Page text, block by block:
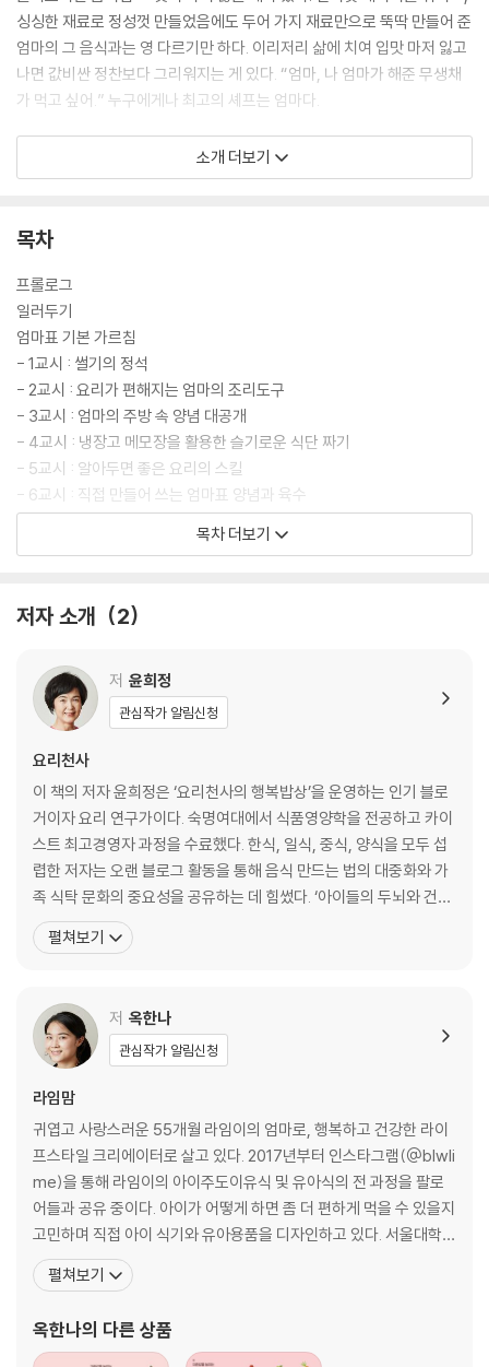
싱싱한 재료로 정성껏 만들었음에도 두어 가지 재료만으로 뚝딱 만들어 준
엄마의 그 음식과는 영 다르기만 하다. 이리저리 삶에 치여 입맛 마저 잃고
나면 값비싼 정찬보다 그리워지는 게 있다. “엄마, 나 엄마가 해준 무생채
가 먹고 싶어.” 누구에게나 최고의 셰프는 엄마다.
이 책은 두 요리전문가인 친정엄마(파워블로거 ‘요리천사’)와 딸(인스타
그래머 ‘라임맘’)의 합작품이다. 메뉴는 매일 우리네 밥상에 올라오는, 보
조리 시간까지, 이보다 더 정확할 수 없는 요리천사표 레시피가 펼쳐진다.
레시피가 있음에도 실수하고 실패하는 게 요리다. 원래도 궁금증 많고, 궁
금한 거 잘 못 참는 딸은 엄마에게 요목조목 질문을 던진다. ‘이건 왜 넣어
요?’, ‘이 과정은 왜 꼭 거쳐야 해요?’, ‘이렇게 망쳤는데 이제 어떻게 해야
해요?’ 등등. 이에 엄마의 훈수가 이어지는데, 사실 이 훈수가 이 책의 백미
다. 오랜 세월 숱한 경험을 통해 켜켜이 쌓여온 엄마마의 노하우는 결코 레
시피 안에 다 담아낼 수 없는 것들이기 때문이다. 엄마의 훈수를 얻는 것에
그치지 않고 딸은 자신만의 아이디어를 덧댄다. 엄마의 본래 레시피를 어
린 아이들이 먹기에도 무방한 메뉴로 변형, 이 또한 요긴한 콘텐츠로 꾸려
진다. 어린 아이들이 먹기에도 무방한 메뉴로 변형, 요긴한 콘텐츠로 꾸려
진다. 하나의 레시피로 두세 가지 메뉴를 만들 수 있도록 ‘버전업 레시피’를
통해 책의 풍성함을 더했다. 그야말로 이 한 권이면 한식을 기반으로 한 우
소개 더보기
목차
프롤로그
일러두기
엄마표 기본 가르침
- 1교시 : 썰기의 정석
- 2교시 : 요리가 편해지는 엄마의 조리도구
- 3교시 : 엄마의 주방 속 양념 대공개
- 4교시 : 냉장고 메모장을 활용한 슬기로운 식단 짜기
- 5교시 : 알아두면 좋은 요리의 스킬
- 6교시 : 직접 만들어 쓰는 엄마표 양념과 육수
콩나물 황태국
쇠고기 미역국
쇠고기 떡국
장터국밥
배추 된장국
아욱국
매생이 굴국
어묵국
오이 미역냉국
강된장
청국장찌개
콩비지찌개
순두부찌개
두부 새우젓찌개
두부 명란젓찌개
애호박 새우젓찌개
돼지고기 김치찌개
부대찌개
쇠고기 매운 찌개
참치 감자찌개
탕&전골
목차 더보기
저자 소개 2
저 윤희정
관심작가 알림신청
요리천사
이 책의 저자 윤희정은 ‘요리천사의 행복밥상’을 운영하는 인기 블로
거이자 요리 연구가이다. 숙명여대에서 식품영양학을 전공하고 카이
스트 최고경영자 과정을 수료했다. 한식, 일식, 중식, 양식을 모두 섭
렵한 저자는 오랜 블로그 활동을 통해 음식 만드는 법의 대중화와 가
족 식탁 문화의 중요성을 공유하는 데 힘썼다. ‘아이들의 두뇌와 건
강’을 위한 음식으로 선구자적 역할을 했고, 백세시대의 삶을 위한 ‘건
강 식단’과 ‘오늘은 뭐 해먹지?’라는 주제로 대중과 함께하는 ‘행복한
려한 저자만의 독창적인 레시피는 많은 블
펼쳐보기
저 옥한나
관심작가 알림신청
라임맘
귀엽고 사랑스러운 55개월 라임이의 엄마로, 행복하고 건강한 라이
프스타일 크리에이터로 살고 있다. 2017년부터 인스타그램(@blwli
me)을 통해 라임이의 아이주도이유식 및 유아식의 전 과정을 팔로
어들과 공유 중이다. 아이가 어떻게 하면 좀 더 편하게 먹을 수 있을지
고민하며 직접 아이 식기와 유아용품을 디자인하고 있다. 서울대학교
미술대학 조소과를 수석 졸업하고, 유명 요리 블로거인 어머니(네이
버 ‘요리천사의 행복밥상’)의 추천으로 ALMA(이탈리안 요리 교육기
수료했다. 결
펼쳐보기
옥한나의 다른 상품